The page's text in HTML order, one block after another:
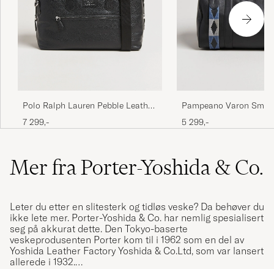
Polo Ralph Lauren Pebble Leather
Duffle Bag Svart
7 299,-
Pampeano Varon
Weekend Bag Black
5 299,-
Mer fra Porter-Yoshida & Co.
Leter du etter en slitesterk og tidløs veske? Da behøver du
ikke lete mer. Porter-Yoshida & Co. har nemlig spesialisert
seg på akkurat dette. Den Tokyo-baserte
veskeprodusenten Porter kom til i 1962 som en del av
Yoshida Leather Factory Yoshida & Co.Ltd, som var lansert
allerede i 1932.